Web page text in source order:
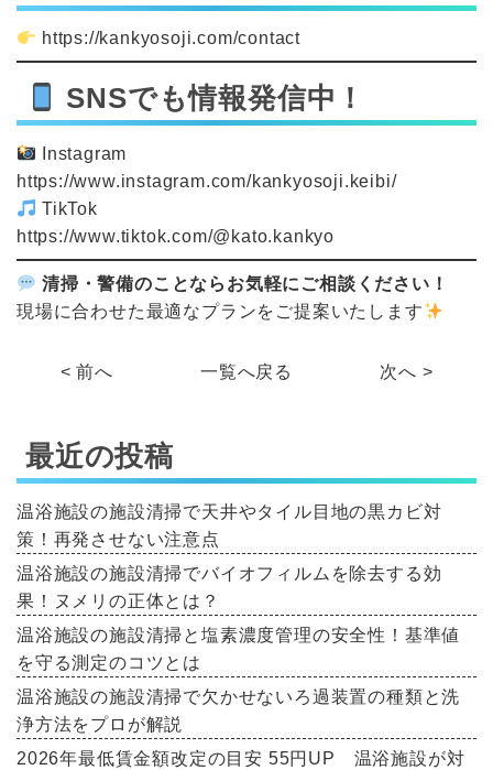
https://kankyosoji.com/contact
SNSでも情報発信中！
Instagram
https://www.instagram.com/kankyosoji.keibi/
TikTok
https://www.tiktok.com/@kato.kankyo
清掃・警備のことならお気軽にご相談ください！
現場に合わせた最適なプランをご提案いたします
< 前へ 一覧へ戻る 次へ >
最近の投稿
温浴施設の施設清掃で天井やタイル目地の黒カビ対
策！再発させない注意点
温浴施設の施設清掃でバイオフィルムを除去する効
果！ヌメリの正体とは？
温浴施設の施設清掃と塩素濃度管理の安全性！基準値
を守る測定のコツとは
温浴施設の施設清掃で欠かせないろ過装置の種類と洗
浄方法をプロが解説
2026年最低賃金額改定の目安 55円UP 温浴施設が対